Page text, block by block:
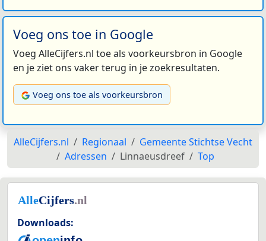
Voeg ons toe in Google
Voeg AlleCijfers.nl toe als voorkeursbron in Google
en je ziet ons vaker terug in je zoekresultaten.
Voeg ons toe als voorkeursbron
AlleCijfers.nl Regionaal
Gemeente Stichtse Vecht
Adressen
Linnaeusdreef Top
Downloads: